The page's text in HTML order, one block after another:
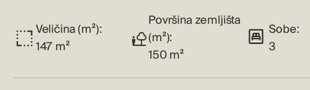
Veličina (m²):
147 m²
Površina zemljišta
(m²):
150 m²
Sobe:
3